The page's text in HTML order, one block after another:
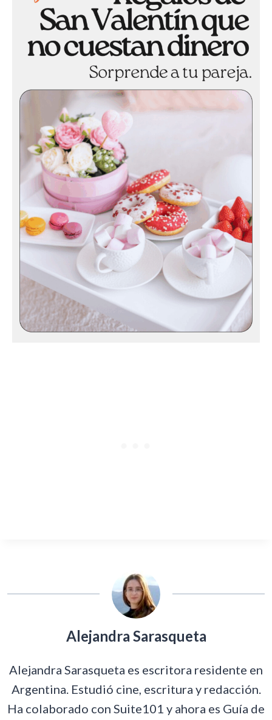
Alejandra Sarasqueta
Alejandra Sarasqueta es escritora residente en
Argentina. Estudió cine, escritura y redacción.
Ha colaborado con Suite101 y ahora es Guía de